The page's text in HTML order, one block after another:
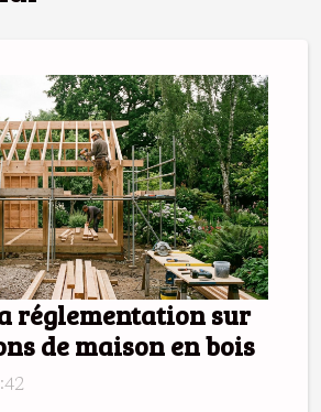
réglementation sur
de maison en bois